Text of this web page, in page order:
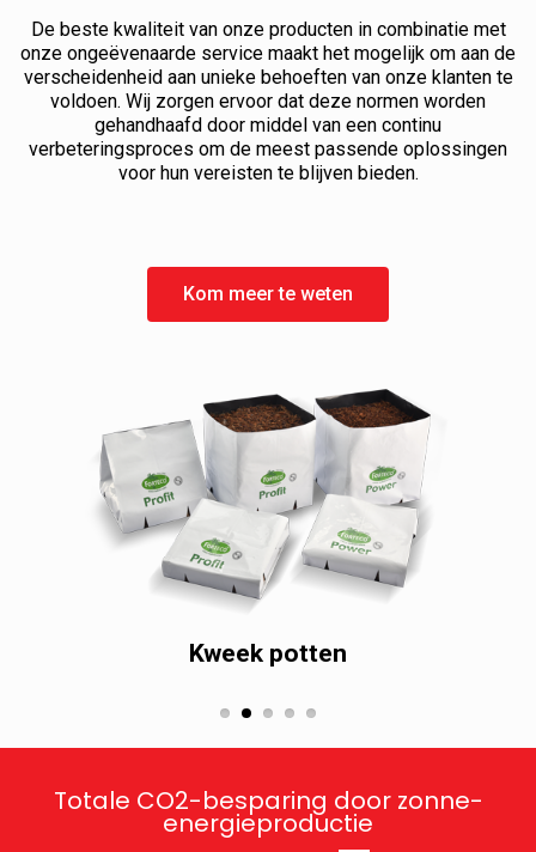
De beste kwaliteit van onze producten in combinatie met
onze ongeëvenaarde service maakt het mogelijk om aan de
verscheidenheid aan unieke behoeften van onze klanten te
voldoen. Wij zorgen ervoor dat deze normen worden
gehandhaafd door middel van een continu
verbeteringsproces om de meest passende oplossingen
voor hun vereisten te blijven bieden.
Kom meer te weten
Kweek potten
Totale CO2-besparing door zonne-
energieproductie